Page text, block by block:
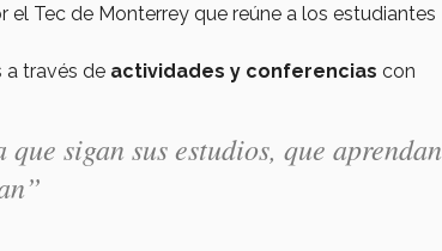
el Tec de Monterrey que reúne a los estudiantes
a través de actividades y conferencias con
sigan sus estudios, que aprendan